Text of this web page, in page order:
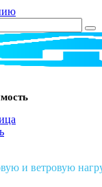
и ветровую